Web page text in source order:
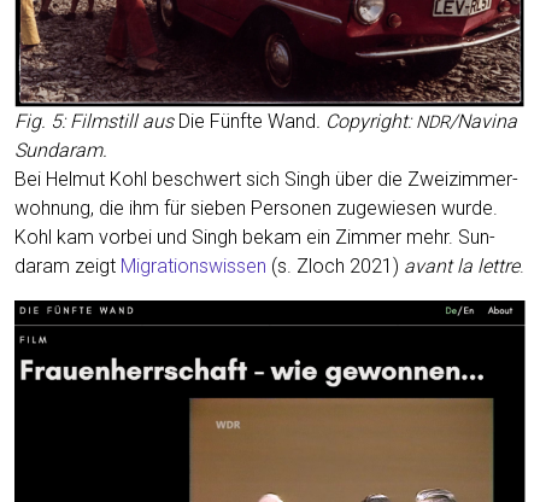
Fig. 5: Film­still aus Die Fünf­te Wand. Copy­right:NDR/Navina
Sundaram.
Bei Hel­mut Kohl beschwert sich Singh über die Zwei­zim­mer­
woh­nung, die ihm für sie­ben Per­so­nen zuge­wie­sen wur­de.
Kohl kam vor­bei und Singh bekam ein Zim­mer mehr. Sun­
daram zeigt Migra­ti­ons­wis­sen (s. Zloch 2021) avant la lett­re.